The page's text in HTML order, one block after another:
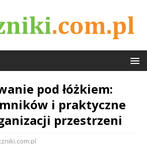
pod łóżkiem:
i praktyczne
przestrzeni